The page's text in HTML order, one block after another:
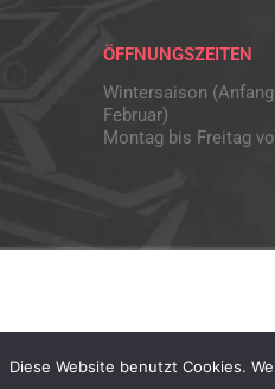
ÖFFNUNGSZEITEN
Wintersaison
Februar)
Montag bis Freitag
Diese Website benutzt Cookies.